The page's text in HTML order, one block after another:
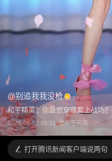
@别追我我没枪
和平精英：你最想穿哪套上战场？
2026-06-02 00:31 发布于河南
打开腾讯新闻客户端说两句